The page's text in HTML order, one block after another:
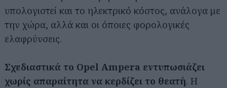
υπολογιστεί και το ηλεκτρικό κόστος, ανάλογα με
την χώρα, αλλά και οι όποιες φορολογικές
ελαφρύνσεις.
Σχεδιαστικά το Opel Αmpera εντυπωσιάζει
χωρίς απαραίτητα να κερδίζει το θεατή. Η